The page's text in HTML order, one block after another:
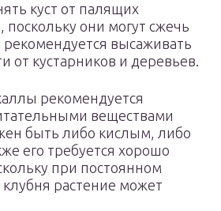
куст от палящих
они могут сжечь
рекомендуется высаживать
от кустарников и деревьев.
рекомендуется
веществами
быть либо кислым, либо
его требуется хорошо
при постоянном
растение может